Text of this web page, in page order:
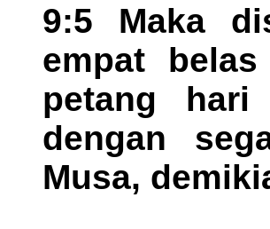
9:5 Maka
empat
petang hari
dengan
Musa,